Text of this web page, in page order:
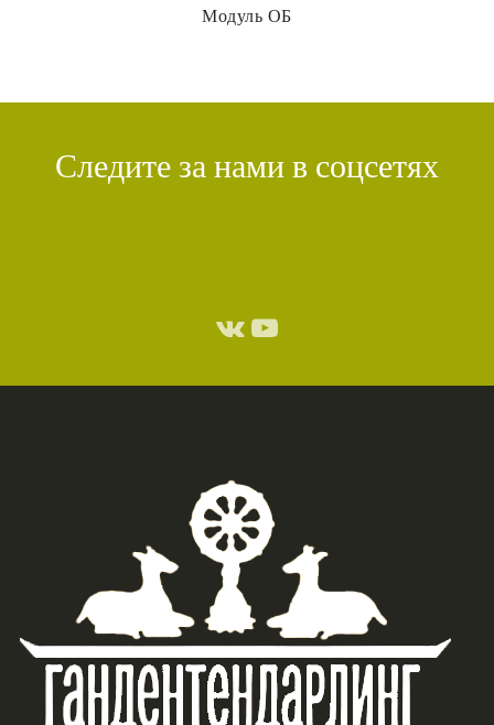
Модуль ОБ
Следите за нами в соцсетях